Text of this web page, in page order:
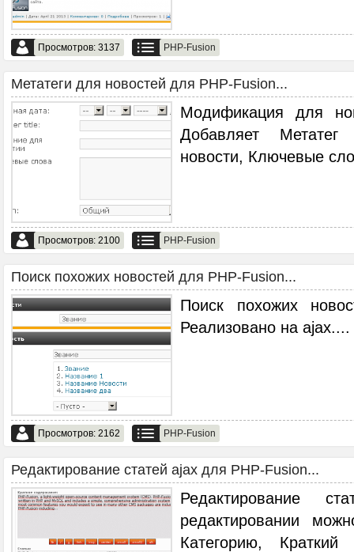
Просмотров: 3137 PHP-Fusion
Метатеги для новостей для PHP-Fusion...
Модификация для
Добавляет
новости, Ключевые
Просмотров: 2100 PHP-Fusion
Поиск похожих новостей для PHP-Fusion...
Поиск похожих
Реализовано на ajax....
Просмотров: 2162 PHP-Fusion
Редактирование статей ajax для PHP-Fusion...
Редактирование
редактировании
Категорию,